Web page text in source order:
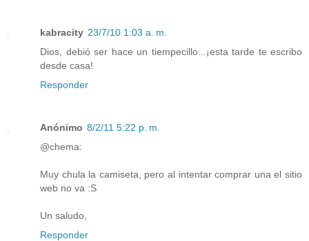
kabracity 23/7/10 1:03 a. m.
Dios, debió ser hace un tiempecillo...¡esta tarde te escribo
desde casa!
Responder
Anónimo 8/2/11 5:22 p. m.
@chema:
Muy chula la camiseta, pero al intentar comprar una el sitio
web no va :S
Un saludo,
Responder